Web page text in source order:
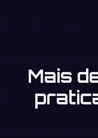
Mais